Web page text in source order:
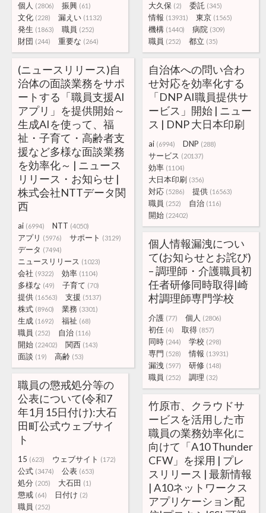
個人 (2806) 振興 (61)
文化 (228) 漏えい (1132)
発生 (1863) 職員 (252)
財団 (244) 重要な (264)
大久保 (2) 委託 (345)
情報 (13931) 東京 (1565)
機構 (1440) 病院 (309)
職員 (252) 都立 (35)
(ニュースリリース)自
治体の面談業務をサポ
ートする「職員支援AI
アプリ」を提供開始～
生成AIを使って、福
祉・子育て・高齢者支
援など多様な面談業務
を効率化～ | ニュース
リリース・お知らせ |
株式会社NTTデータ関
西
ai (6994) NTT (4050)
アプリ (5976) サポート (3129)
データ (7494)
ニュースリリース (1023)
会社 (9322) 効率 (1104)
多様な (49) 子育て (70)
提供 (16563) 支援 (5137)
株式 (8960) 業務 (3301)
生成 (1692) 福祉 (68)
職員 (252) 自治 (116)
開始 (22402) 関西 (143)
面談 (19) 高齢 (53)
自治体への問い合わ
せ対応を効率化する
「DNP AI職員提供サ
ービス」開始 | ニュー
ス | DNP 大日本印刷
ai (6994) DNP (288)
サービス (20137)
効率 (1104)
大日本印刷 (356)
対応 (5286) 提供 (16563)
職員 (252) 自治 (116)
開始 (22402)
個人情報漏洩につい
て(お知らせとお詫び)
– 調理師・介護職員初
任者研修同時取得|崎
村調理師専門学校
介護 (77) 個人 (2806)
初任 (4) 取得 (857)
同時 (244) 学校 (298)
専門 (528) 情報 (13931)
漏洩 (597) 研修 (148)
職員 (252) 調理 (32)
職員の懲戒処分等の
公表について(令和7
年1月15日付け):大石
田町公式ウェブサイ
ト
15 (623) ウェブサイト (172)
公式 (3474) 公表 (653)
処分 (205) 大石田 (1)
懲戒 (64) 日付け (2)
職員 (252)
竹原市、クラウドサ
ービスを活用した市
職員の業務効率化に
向けて「A10 Thunder
CFW」を採用 | プレ
スリリース | 最新情報
| A10ネットワークス
アプリケーション配